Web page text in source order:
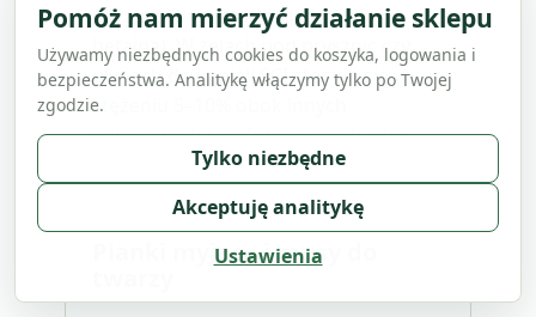
ultrałagodne środki (glukozydy,
betaina). W żelach pod prysznic czy
płynach do kąpieli SCI stosuje się w
stężeniu 5–10% obok innych
anionowych i amfoterycznych, aby
zwiększyć obfitość i stabilność piany
oraz poprawić odczucie na skórze.
Pianki myjące i musy do
Pomóż nam mierzyć działanie sklepu
Używamy niezbędnych cookies do koszyka, logowania i
bezpieczeństwa. Analitykę włączymy tylko po Twojej
zgodzie.
Tylko niezbędne
Akceptuję analitykę
Ustawienia